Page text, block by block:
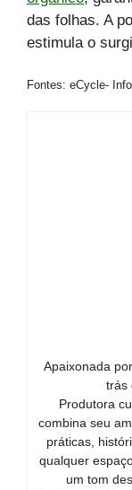
das folhas. A
estimula o
Fontes: eCycle-
Apaixonada
trás
Produtora
combina seu
práticas,
qualquer
um tom